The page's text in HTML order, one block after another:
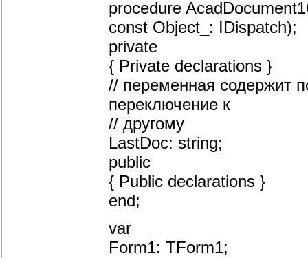
procedure
const Object_: IDispatch);
private
{ Private declarations }
// переменная содержит
переключение к
// другому
LastDoc: string;
public
{ Public declarations }
end;
var
Form1: TForm1;